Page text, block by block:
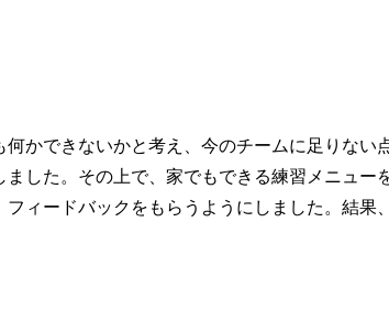
かできないかと考え、今のチームに足りない
た。その上で、家でもできる練習メニュー
ィードバックをもらうようにしました。結